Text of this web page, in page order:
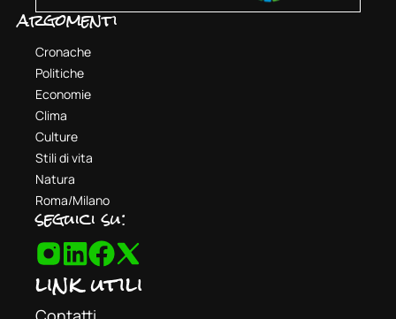
argomenti
Cronache
Politiche
Economie
Clima
Culture
Stili di vita
Natura
Roma/Milano
seguici su:
link utili